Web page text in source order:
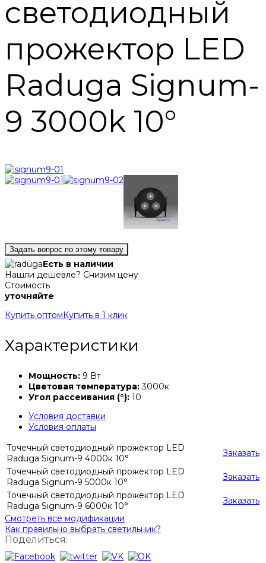
светодиодный
прожектор LED
Raduga Signum-
9 3000k 10°
Задать вопрос по этому товару
Есть в наличии
Нашли дешевле? Снизим цену
Стоимость
уточняйте
Купить оптом Купить в 1 клик
Характеристики
Мощность: 9 Вт
Цветовая температура:3000к
Угол рассеивания (°): 10
Условия доставки
Условия оплаты
Точечный светодиодный прожектор LED
Raduga Signum-9 4000к 10°
Заказать
Точечный светодиодный прожектор LED
Raduga Signum-9 5000к 10°
Заказать
Точечный светодиодный прожектор LED
Raduga Signum-9 6000к 10°
Заказать
Смотреть все модификации
Как правильно выбрать светильник?
Поделиться: